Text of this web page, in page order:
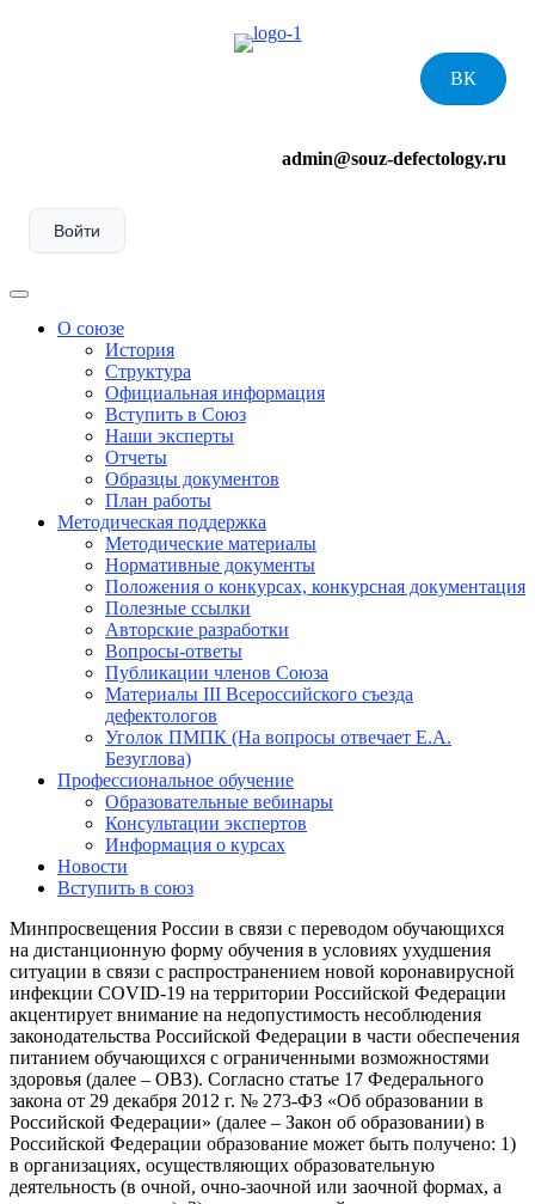
ВК
admin@souz-defectology.ru
Войти
Menu
О союзе
История
Структура
Официальная информация
Вступить в Союз
Наши эксперты
Отчеты
Образцы документов
План работы
Методическая поддержка
Методические материалы
Нормативные документы
Положения о конкурсах, конкурсная документация
Полезные ссылки
Авторские разработки
Вопросы-ответы
Публикации членов Союза
Материалы III Всероссийского съезда
дефектологов
Уголок ПМПК (На вопросы отвечает Е.А.
Безуглова)
Профессиональное обучение
Образовательные вебинары
Консультации экспертов
Информация о курсах
Новости
Вступить в союз
Минпросвещения России в связи с переводом обучающихся
на дистанционную форму обучения в условиях ухудшения
ситуации в связи с распространением новой коронавирусной
инфекции COVID-19 на территории Российской Федерации
акцентирует внимание на недопустимость несоблюдения
законодательства Российской Федерации в части обеспечения
питанием обучающихся с ограниченными возможностями
здоровья (далее – ОВЗ). Согласно статье 17 Федерального
закона от 29 декабря 2012 г. № 273-ФЗ «Об образовании в
Российской Федерации» (далее – Закон об образовании) в
Российской Федерации образование может быть получено: 1)
в организациях, осуществляющих образовательную
деятельность (в очной, очно-заочной или заочной формах, а